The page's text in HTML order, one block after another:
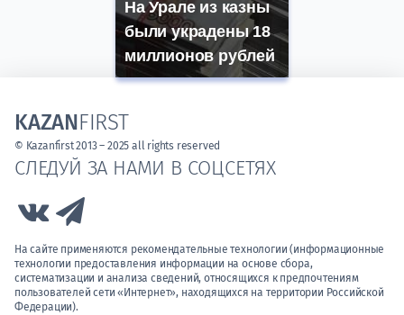
На Урале из казны
были украдены 18
миллионов рублей
СЛЕДУЙ ЗА НАМИ В СОЦСЕТЯХ
Link to Vk
На сайте применяются рекомендательные технологии (информационные
технологии предоставления информации на основе сбора,
систематизации и анализа сведений, относящихся к предпочтениям
пользователей сети «Интернет», находящихся на территории Российской
Федерации).
KAZANFIRST
© Kazanfirst 2013 – 2025 all rights reserved